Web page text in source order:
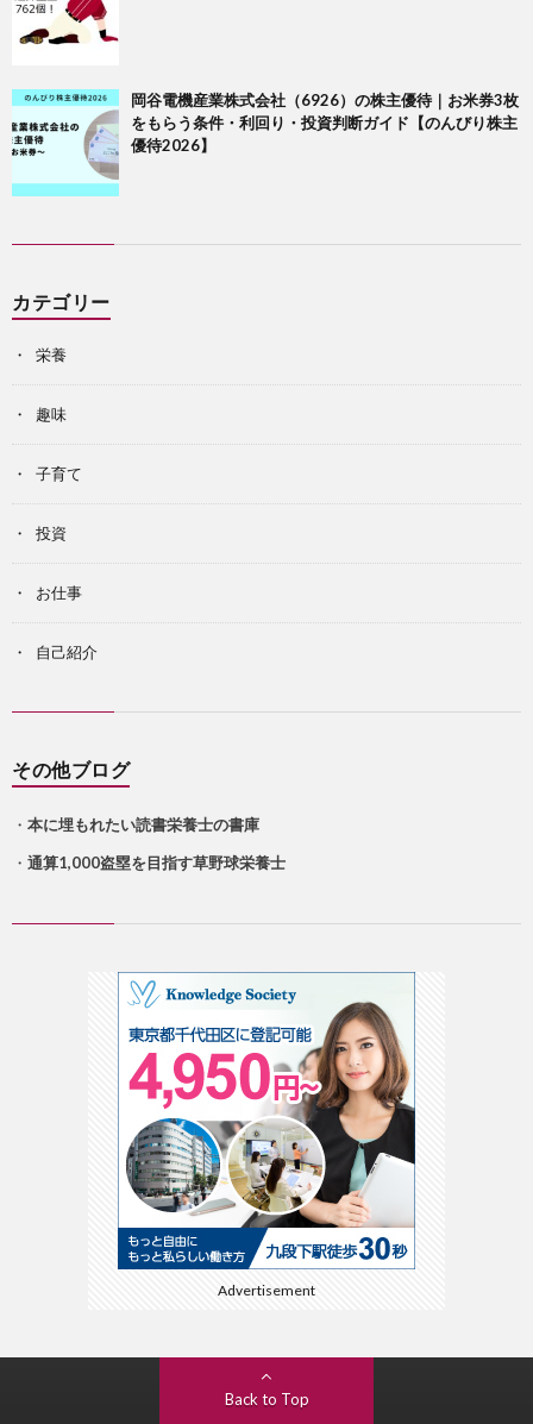
岡谷電機産業株式会社（6926）の株主優待｜お米券3枚
をもらう条件・利回り・投資判断ガイド【のんびり株主
優待2026】
カテゴリー
栄養
趣味
子育て
投資
お仕事
自己紹介
その他ブログ
・ 本に埋もれたい読書栄養士の書庫
・ 通算1,000盗塁を目指す草野球栄養士
Advertisement
Back to Top